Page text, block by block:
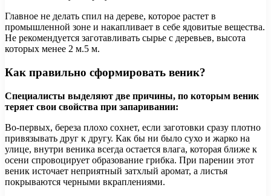
Главное не делать спил на дереве, которое растет в
промышленной зоне и накапливает в себе ядовитые вещества.
Не рекомендуется заготавливать сырье с деревьев, высота
которых менее 2 м.5 м.
Как правильно сформировать веник?
Специалисты выделяют две причины, по которым веник
теряет свои свойства при запаривании:
Во-первых, береза ​​плохо сохнет, если заготовки сразу плотно
привязывать друг к другу. Как бы ни было сухо и жарко на
улице, внутри веника всегда остается влага, которая ближе к
осени спровоцирует образование грибка. При парении этот
веник источает неприятный затхлый аромат, а листья
покрываются черными вкраплениями.